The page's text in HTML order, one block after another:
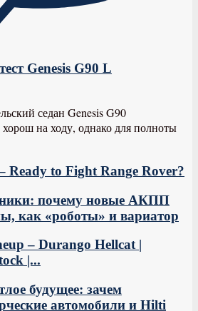
Genesis G90 L
седан Genesis G90
на ходу, однако для полноты
Ready to Fight Range Rover?
почему новые АКПП
как «роботы» и вариатор
– Durango Hellcat |
|...
будущее: зачем
автомобили и Hilti